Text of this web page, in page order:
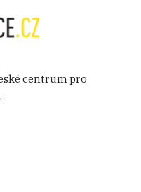
centrum pro